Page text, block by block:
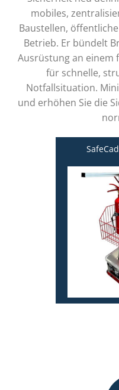
mobiles,
Baustellen,
Betrieb. Er bündelt
Ausrüstung an
für schnelle,
Notfallsituation.
und erhöhen Sie die